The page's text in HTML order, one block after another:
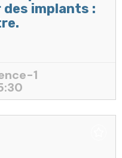
des implants :
1